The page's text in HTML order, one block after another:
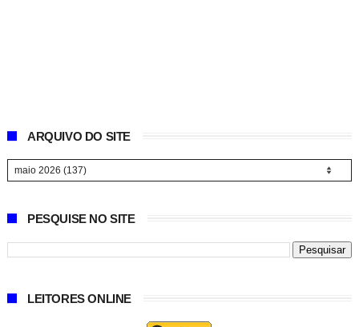
ARQUIVO DO SITE
PESQUISE NO SITE
LEITORES ONLINE